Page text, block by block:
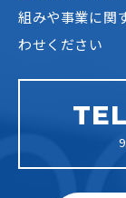
組みや事業に関
わせください